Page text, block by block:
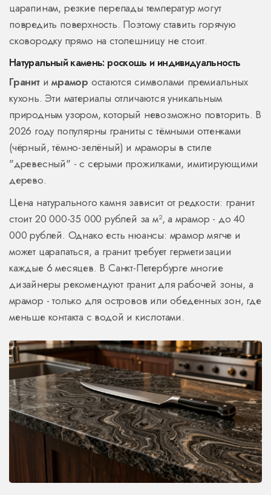
царапинам, резкие перепады температур могут
повредить поверхность. Поэтому ставить горячую
сковородку прямо на столешницу не стоит.
Натуральный камень: роскошь и индивидуальность
Гранитимрамор остаются символами премиальных
кухонь. Эти материалы отличаются уникальным
природным узором, который невозможно повторить. В
2026 году популярны граниты с тёмными оттенками
(чёрный, тёмно-зелёный) и мраморы в стиле
"древесный" - с серыми прожилками, имитирующими
дерево.
Цена натурального камня зависит от редкости: гранит
стоит 20 000-35 000 рублей за м², а мрамор - до 40
000 рублей. Однако есть нюансы: мрамор мягче и
может царапаться, а гранит требует герметизации
каждые 6 месяцев. В Санкт-Петербурге многие
дизайнеры рекомендуют гранит для рабочей зоны, а
мрамор - только для островов или обеденных зон, где
меньше контакта с водой и кислотами.